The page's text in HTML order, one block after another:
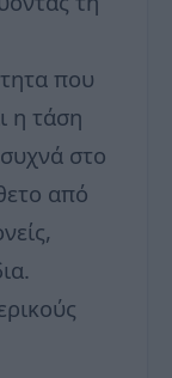
που
η τάση
στο
από